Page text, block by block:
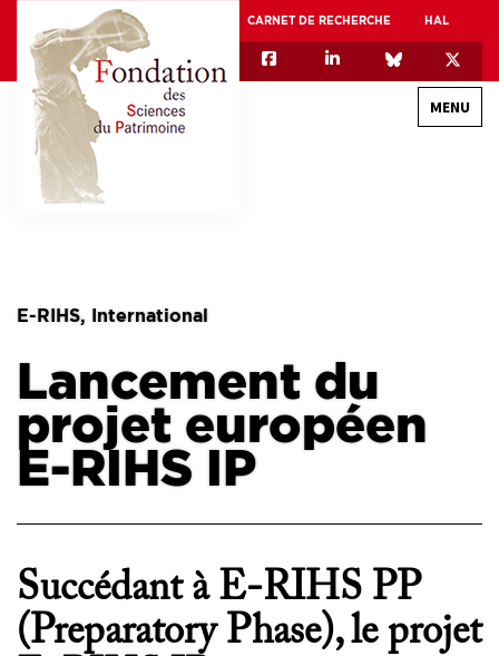
CARNET DE RECHERCHE HAL
MENU
ASSOCIATION DES JEUNES CHERCHEURS EN SCIENCES DU PATRIMOINE – AFJ2CSP
EQUIPEX PATRIMEX
EQUIPEX + ESPADON
MÉCÉNAT
CHERCHEURS
APPELS À PROJETS
E-RIHS, International
Lancement du
projet européen
E-RIHS IP
Succédant à E-RIHS PP
(Preparatory Phase), le projet